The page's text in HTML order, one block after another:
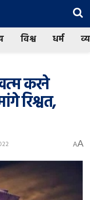
विश्व धर्म
करने
रिश्वत,
AA